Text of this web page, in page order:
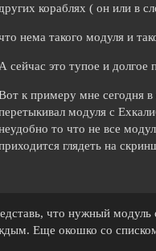
других кораблях ( он или в
нема такого модуля и
А сейчас это тупое и
к примеру мне сегодня
модуля с
то что не все
глядеть на
что нужный модуль
Еще окошко со